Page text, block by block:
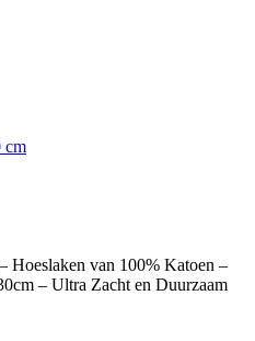
cm
Hoeslaken van 100% Katoen –
– Ultra Zacht en Duurzaam